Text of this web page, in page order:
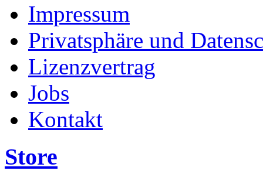
Impressum
Privatsphäre und
Lizenzvertrag
Jobs
Kontakt
Store